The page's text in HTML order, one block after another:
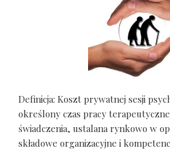
Definicja: Koszt prywatnej sesji
określony czas pracy
świadczenia, ustalana rynkowo w
składowe organizacyjne i